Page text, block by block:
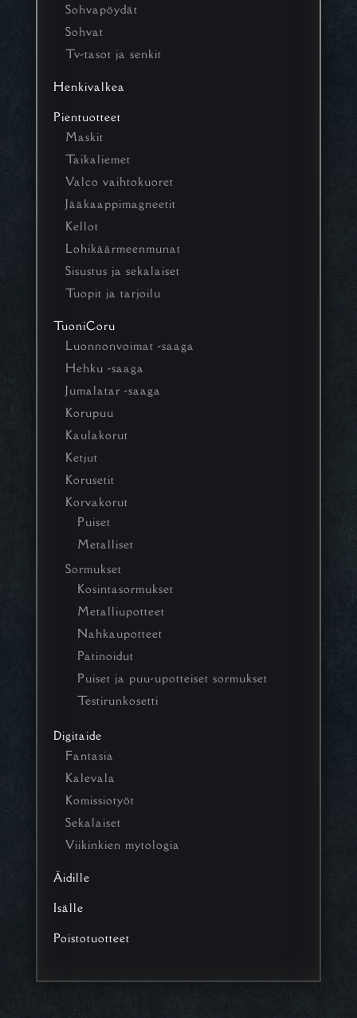
Sohvapöydät
Sohvat
Tv-tasot ja senkit
Henkivalkea
Pientuotteet
Maskit
Taikaliemet
Valco vaihtokuoret
Jääkaappimagneetit
Kellot
Lohikäärmeenmunat
Sisustus ja sekalaiset
Tuopit ja tarjoilu
TuoniCoru
Luonnonvoimat -saaga
Hehku -saaga
Jumalatar -saaga
Korupuu
Kaulakorut
Ketjut
Korusetit
Korvakorut
Puiset
Metalliset
Sormukset
Kosintasormukset
Metalliupotteet
Nahkaupotteet
Patinoidut
Puiset ja puu-upotteiset sormukset
Testirunkosetti
Digitaide
Fantasia
Kalevala
Komissiotyöt
Sekalaiset
Viikinkien mytologia
Äidille
Isälle
Poistotuotteet